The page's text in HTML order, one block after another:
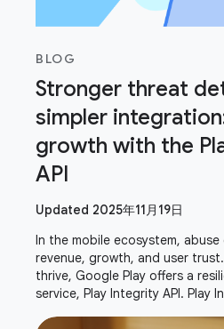
BLOG
Stronger threat
simpler
growth with the
API
Updated 2025年11月19日
In the mobile ecosystem,
revenue, growth, and user
thrive, Google Play offers a
service, Play Integrity API. Play